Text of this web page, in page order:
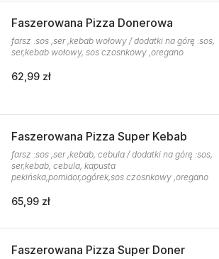
Faszerowana Pizza Donerowa
farsz :sos ,ser ,kebab wołowy / dodatki na górę :sos,
ser,kebab wołowy, sos czosnkowy ,oregano
62,99 zł
Faszerowana Pizza Super Kebab
farsz :sos ,ser ,kebab, cebula / dodatki na górę :sos,
ser,kebab, cebula, kapusta
pekińska,pomidor,ogórek,sos czosnkowy ,oregano
65,99 zł
Faszerowana Pizza Super Doner